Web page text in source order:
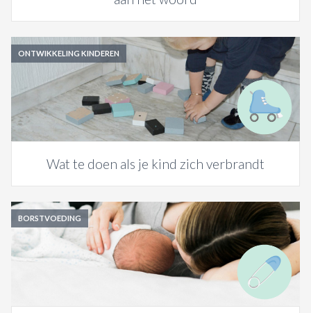
ONTWIKKELING KINDEREN
Wat te doen als je kind zich verbrandt
BORSTVOEDING